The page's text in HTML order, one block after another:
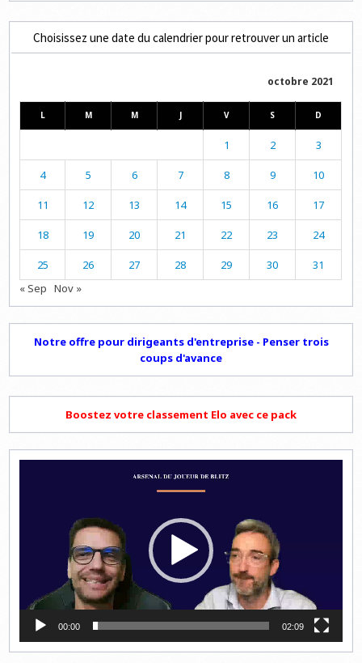
Choisissez une date du calendrier pour retrouver un article
octobre 2021
L M M J V S D
1 2 3
4 5 6 7 8 9 10
11 12 13 14 15 16 17
18 19 20 21 22 23 24
25 26 27 28 29 30
31
« Sep Nov »
Notre offre pour dirigeants d'entreprise - Penser trois
coups d'avance
Boostez votre classement Elo avec ce pack
00:00 02:09